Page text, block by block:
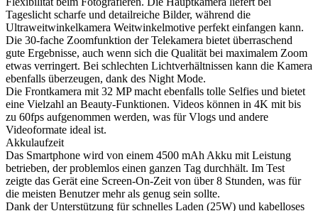
Tageslicht scharfe und detailreiche Bilder, während die
Ultraweitwinkelkamera Weitwinkelmotive perfekt einfangen kann.
Die 30-fache Zoomfunktion der Telekamera bietet überraschend
gute Ergebnisse, auch wenn sich die Qualität bei maximalem Zoom
etwas verringert. Bei schlechten Lichtverhältnissen kann die Kamera
ebenfalls überzeugen, dank des Night Mode.
Die Frontkamera mit 32 MP macht ebenfalls tolle Selfies und bietet
eine Vielzahl an Beauty-Funktionen. Videos können in 4K mit bis
zu 60fps aufgenommen werden, was für Vlogs und andere
Videoformate ideal ist.
Akkulaufzeit
Das Smartphone wird von einem 4500 mAh Akku mit Leistung
betrieben, der problemlos einen ganzen Tag durchhält. Im Test
zeigte das Gerät eine Screen-On-Zeit von über 8 Stunden, was für
die meisten Benutzer mehr als genug sein sollte.
Dank der Unterstützung für schnelles Laden (25W) und kabelloses